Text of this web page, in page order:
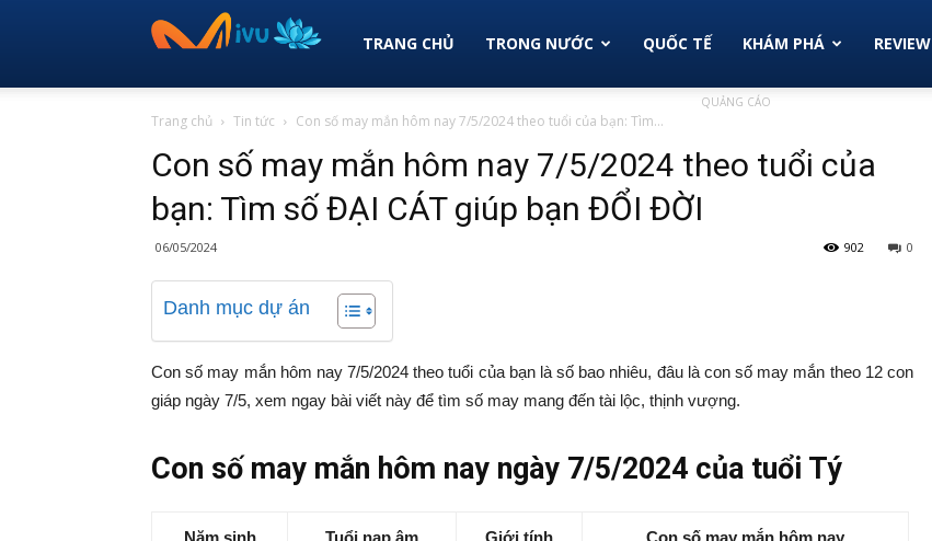
Vu
Việt
Nam
–
Du
TRANG CHỦ TRONG NƯỚC QUỐC TẾ KHÁM PHÁ REVIEW
QUẢNG CÁO
Trang chủ Tin tức Con số may mắn hôm nay 7/5/2024 theo tuổi của bạn: Tìm...
Con số may mắn hôm nay 7/5/2024 theo tuổi của
bạn: Tìm số ĐẠI CÁT giúp bạn ĐỔI ĐỜI
06/05/2024 0
902
Danh mục dự án
Con số may mắn hôm nay 7/5/2024 theo tuổi của bạn là số bao nhiêu, đâu là con số may mắn theo 12 con
giáp ngày 7/5, xem ngay bài viết này để tìm số may mang đến tài lộc, thịnh vượng.
Con số may mắn hôm nay ngày 7/5/2024 của tuổi Tý
Năm sinh Tuổi nạp âm Giới tính Con số may mắn hôm nay